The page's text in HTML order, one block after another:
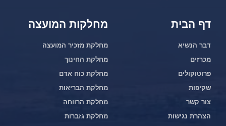
דף הבית
דבר הנשיא
מכרזים
פרוטוקולים
שקיפות
צור קשר
הצהרת נגישות
מחלקות המועצה
מחלקת מזכיר המועצה
מחלקת החינוך
מחלקת כוח אדם
מחלקת הבריאות
מחלקת הרווחה
מחלקת גזברות